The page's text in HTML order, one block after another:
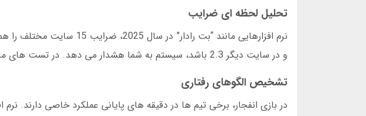
تحلیل لحظه ای ضرایب
و در سایت دیگر 2.3 باشد، سیستم به شما هشدار می دهد. در تست های مارس 2025، این قابلیت سود کاربران را 22 درصد افزایش داد.
تشخیص الگوهای رفتاری